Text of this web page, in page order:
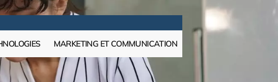
MARKETING ET COMMUNICATION